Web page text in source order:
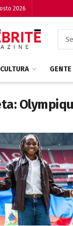
2026
CULTURA GENTE